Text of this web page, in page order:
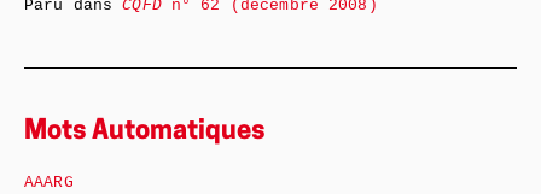
Paru dansCQFDn° 62 (décembre 2008)
Mots Automatiques
AAARG